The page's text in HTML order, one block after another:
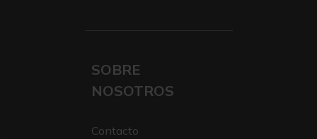
SOBRE
NOSOTROS
Contacto